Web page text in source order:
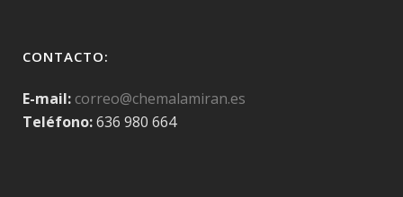
CONTACTO:
E-mail: correo@chemalamiran.es
Teléfono:636 980 664